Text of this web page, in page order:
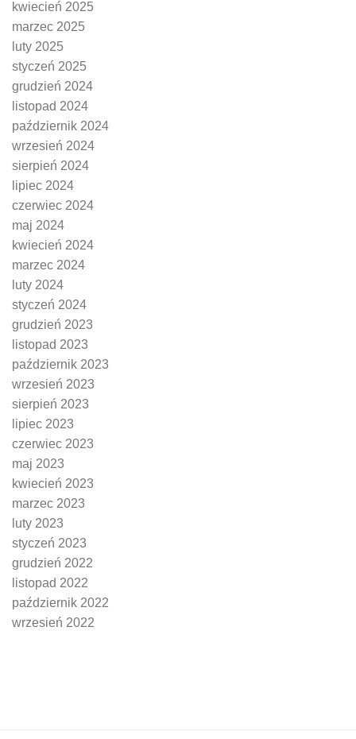
kwiecień 2025
marzec 2025
luty 2025
styczeń 2025
grudzień 2024
listopad 2024
październik 2024
wrzesień 2024
sierpień 2024
lipiec 2024
czerwiec 2024
maj 2024
kwiecień 2024
marzec 2024
luty 2024
styczeń 2024
grudzień 2023
listopad 2023
październik 2023
wrzesień 2023
sierpień 2023
lipiec 2023
czerwiec 2023
maj 2023
kwiecień 2023
marzec 2023
luty 2023
styczeń 2023
grudzień 2022
listopad 2022
październik 2022
wrzesień 2022